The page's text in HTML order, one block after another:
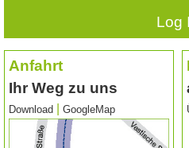
Log
Anfahrt
Ihr Weg zu uns
Download GoogleMap